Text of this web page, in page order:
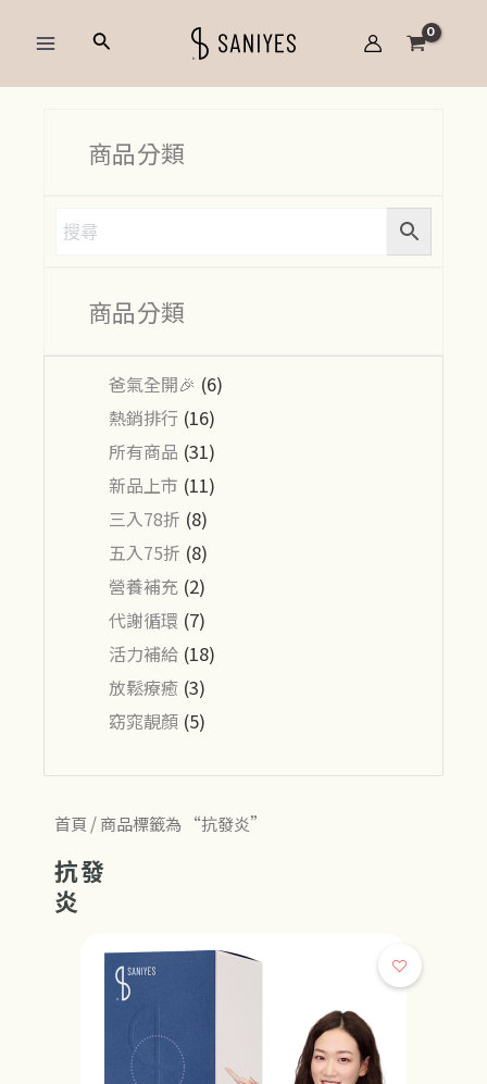
搜
商品分類
商品分類
爸氣全開🎉 (6)
熱銷排行 (16)
所有商品 (31)
新品上市 (11)
三入78折 (8)
五入75折 (8)
營養補充 (2)
代謝循環 (7)
活力補給 (18)
放鬆療癒 (3)
窈窕靚顏 (5)
首頁 / 商品標籤為 “抗發炎”
抗發
炎